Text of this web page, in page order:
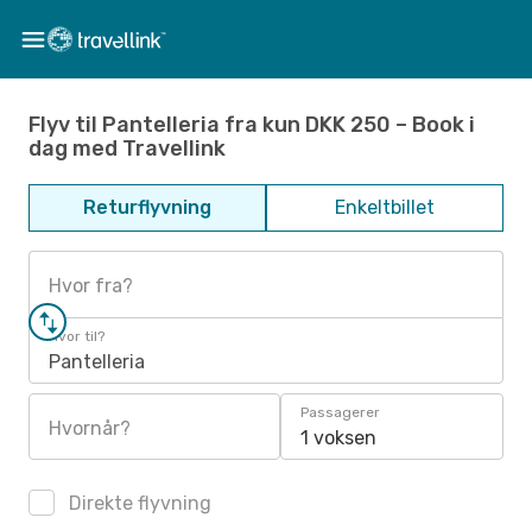
Flyv til Pantelleria fra kun DKK 250 – Book i
dag med Travellink
Returflyvning Enkeltbillet
Hvor fra?
Hvor til?
Pantelleria
Hvornår?
Passagerer
1 voksen
Direkte flyvning